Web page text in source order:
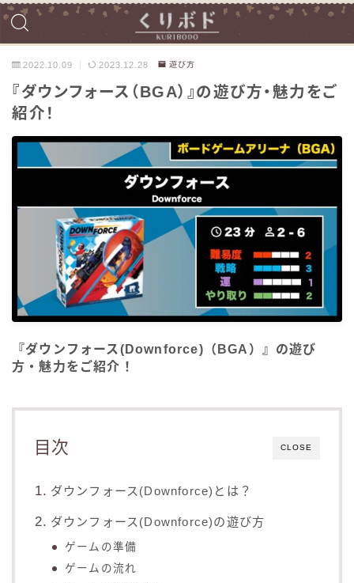
2022.10.09 2023.12.28 遊び方
『ダウンフォース（BGA）』の遊び方・魅力をご
紹介！
『ダウンフォース(Downforce)（BGA）』の遊び
方・魅力をご紹介！
CLOSE
目次
ダウンフォース(Downforce)とは？
ダウンフォース(Downforce)の遊び方
ゲームの準備
ゲームの流れ